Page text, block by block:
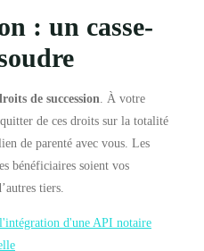
: un casse-
de succession . À votre
de ces droits sur la totalité
de parenté avec vous. Les
bénéficiaires soient vos
tiers.
d'une API notaire